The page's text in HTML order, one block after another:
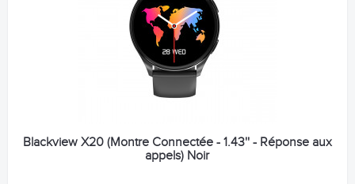
Blackview X20 (Montre Connectée - 1.43'' - Réponse aux
appels) Noir